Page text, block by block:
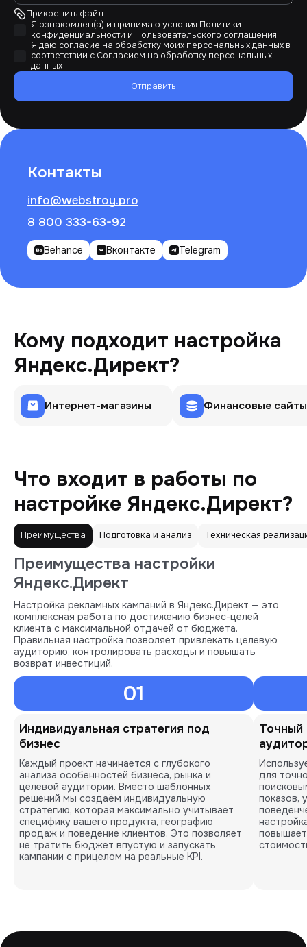
Прикрепить файл
Я ознакомлен(а) и принимаю условия Политики
конфиденциальности и Пользовательского соглашения
Я даю согласие на обработку моих персональных данных в
соответствии с Согласием на обработку персональных
данных
Отправить
Контакты
info@webstroy.pro
8 800 333-63-92
Behance Вконтакте Telegram
Кому подходит настройка
Яндекс.Директ?
Интернет-магазины Финансовые сайты
Что входит в работы по
настройке Яндекс.Директ?
Преимущества Подготовка и анализ Техническая
Преимущества настройки
Яндекс.Директ
Настройка рекламных кампаний в Яндекс.Директ — это
комплексная работа по достижению бизнес-целей
клиента с максимальной отдачей от бюджета.
Правильная настройка позволяет привлекать целевую
аудиторию, контролировать расходы и повышать
возврат инвестиций.
01
Индивидуальная стратегия под
бизнес
Каждый проект начинается с глубокого
анализа особенностей бизнеса, рынка и
целевой аудитории. Вместо шаблонных
решений мы создаём индивидуальную
стратегию, которая максимально учитывает
специфику вашего продукта, географию
продаж и поведение клиентов. Это позволяет
не тратить бюджет впустую и запускать
кампании с прицелом на реальные KPI.
Точный
для
показов,